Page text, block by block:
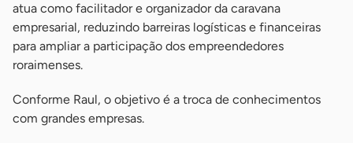
atua como facilitador e organizador da caravana
empresarial, reduzindo barreiras logísticas e financeiras
para ampliar a participação dos empreendedores
roraimenses.
Conforme Raul, o objetivo é a troca de conhecimentos
com grandes empresas.